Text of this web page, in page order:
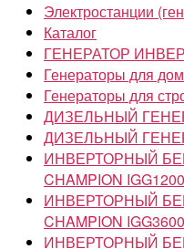
Электростанции
Каталог
ГЕНЕРАТОР
Генераторы для
Генераторы для
ДИЗЕЛЬНЫЙ
ДИЗЕЛЬНЫЙ
ИНВЕРТОРНЫЙ
CHAMPION IGG1200
ИНВЕРТОРНЫЙ
CHAMPION IGG3600
ИНВЕРТОРНЫЙ